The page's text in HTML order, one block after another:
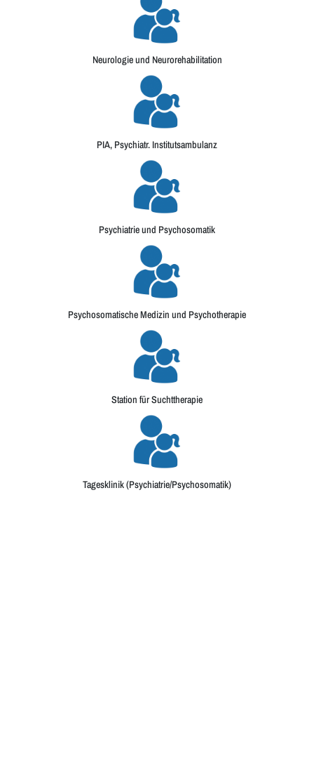
Neurologie und Neurorehabilitation
PIA, Psychiatr. Institutsambulanz
Psychiatrie und Psychosomatik
Psychosomatische Medizin und Psychotherapie
Station für Suchttherapie
Tagesklinik (Psychiatrie/Psychosomatik)